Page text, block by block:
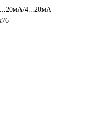
4...20мА